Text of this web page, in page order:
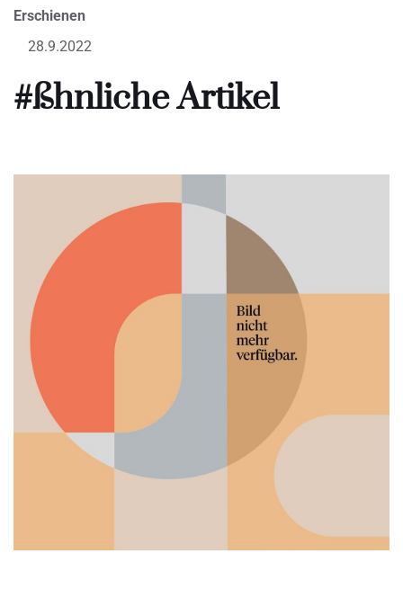
Erschienen
28.9.2022
#ßhnliche Artikel